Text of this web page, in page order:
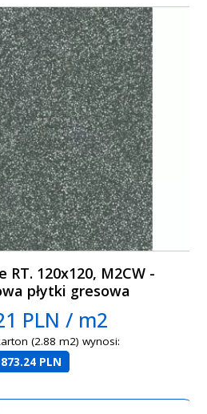
120x120, M2CW -
płytki gresowa
PLN / m2
(2.88 m2) wynosi:
873.24 PLN